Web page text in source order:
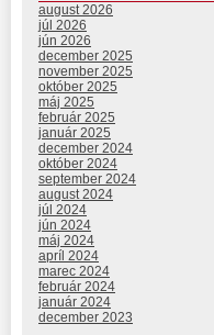
august 2026
júl 2026
jún 2026
december 2025
november 2025
október 2025
máj 2025
február 2025
január 2025
december 2024
október 2024
september 2024
august 2024
júl 2024
jún 2024
máj 2024
apríl 2024
marec 2024
február 2024
január 2024
december 2023